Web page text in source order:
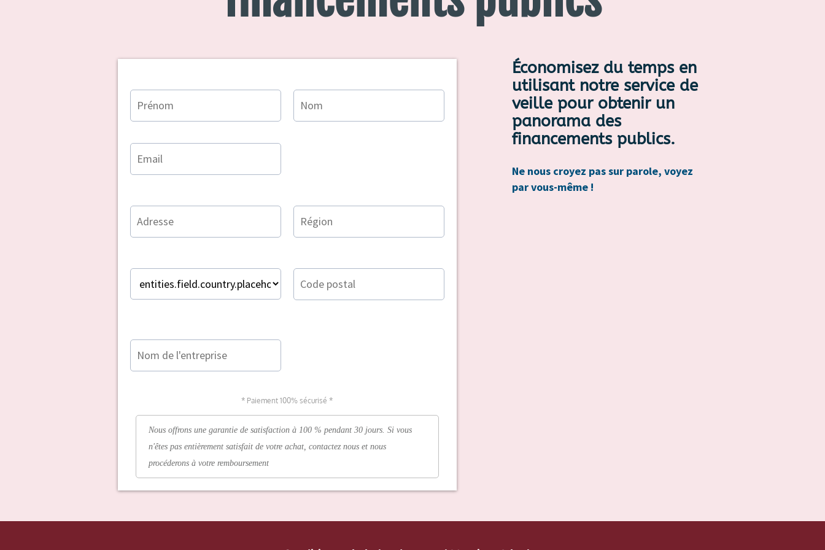
* Paiement 100% sécurisé *
Nous offrons une garantie de satisfaction à 100 % pendant 30 jours. Si vous
n'êtes pas entièrement satisfait de votre achat, contactez nous et nous
procéderons à votre remboursement
Économisez du temps en
utilisant notre service de
veille pour obtenir un
panorama des
financements publics.
Ne nous croyez pas sur parole, voyez
par vous-même !